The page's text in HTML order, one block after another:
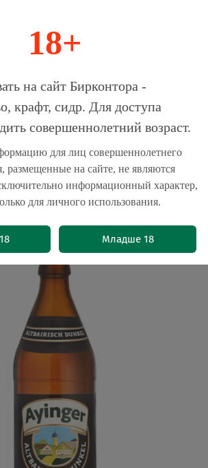
импортного пива, крафта и
Альтбайриш Дункель /
Dunkel 0.5 -
18+
на сайт Бирконтора -
крафт, сидр. Для доступа
совершеннолетний возраст.
для лиц совершеннолетнего
размещенные на сайте, не являются
информационный характер,
для личного использования.
Младше 18